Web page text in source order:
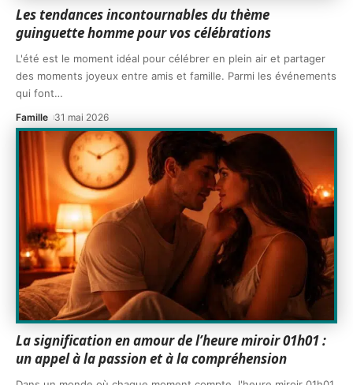
Les tendances incontournables du thème
guinguette homme pour vos célébrations
L'été est le moment idéal pour célébrer en plein air et partager
des moments joyeux entre amis et famille. Parmi les événements
qui font…
Famille 31 mai 2026
La signification en amour de l’heure miroir 01h01 :
un appel à la passion et à la compréhension